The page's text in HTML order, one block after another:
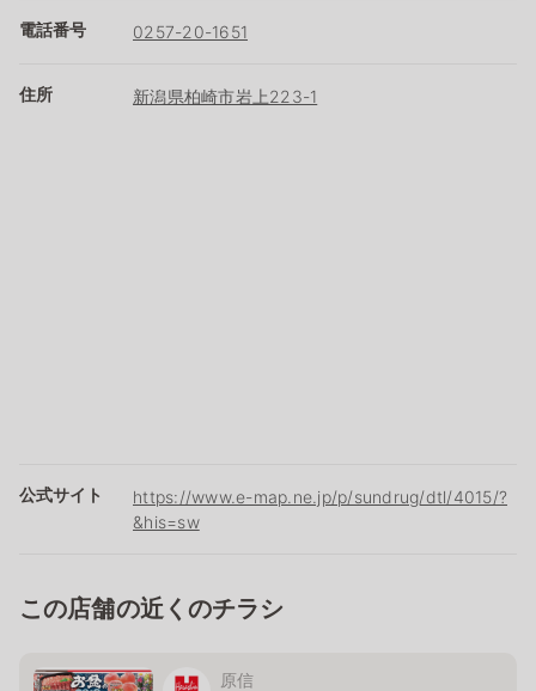
電話番号 0257-20-1651
住所 新潟県柏崎市岩上223-1
公式サイト
https://www.e-map.ne.jp/p/sundrug/dtl/4015/?
&his=sw
この店舗の近くのチラシ
原信